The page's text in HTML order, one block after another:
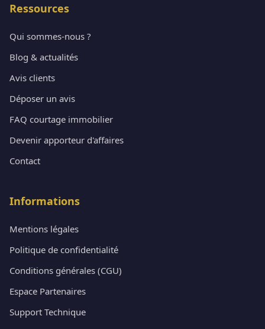
Ressources
Qui sommes-nous ?
Blog & actualités
Avis clients
Déposer un avis
FAQ courtage immobilier
Devenir apporteur d'affaires
Contact
Informations
Mentions légales
Politique de confidentialité
Conditions générales (CGU)
Espace Partenaires
Support Technique